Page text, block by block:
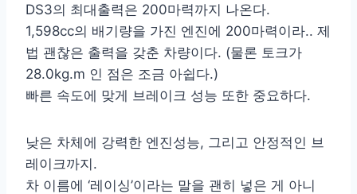
DS3의 최대출력은 200마력까지 나온다.
1,598cc의 배기량을 가진 엔진에 200마력이라.. 제
법 괜찮은 출력을 갖춘 차량이다. (물론 토크가
28.0kg.m 인 점은 조금 아쉽다.)
빠른 속도에 맞게 브레이크 성능 또한 중요하다.
낮은 차체에 강력한 엔진성능, 그리고 안정적인 브
레이크까지.
차 이름에 ‘레이싱’이라는 말을 괜히 넣은 게 아니